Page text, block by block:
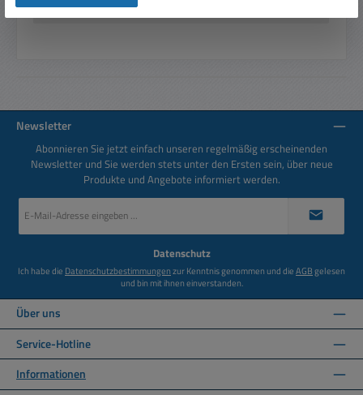
Bewertungen
Newsletter
Abonnieren Sie jetzt einfach unseren regelmäßig erscheinenden
Newsletter und Sie werden stets unter den Ersten sein, über neue
Produkte und Angebote informiert werden.
Mail-
Datenschutz
Ich habe die Datenschutzbestimmungenzur Kenntnis genommen und dieAGBgelesen
und bin mit ihnen einverstanden.
Über uns
Service-Hotline
Informationen